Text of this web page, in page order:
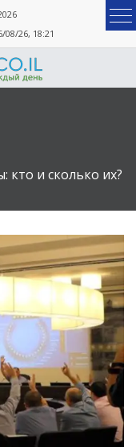
26, 18:21
кто и сколько их?